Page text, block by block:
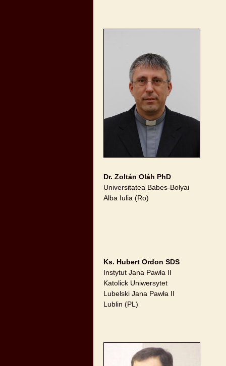
Dr. Zoltán Oláh PhD
Universitatea Babes-Bolyai
Alba Iulia (Ro)
Ks. Hubert Ordon SDS
Instytut Jana Pawła II
Katolick Uniwersytet
Lubelski Jana Pawła II
Lublin (PL)